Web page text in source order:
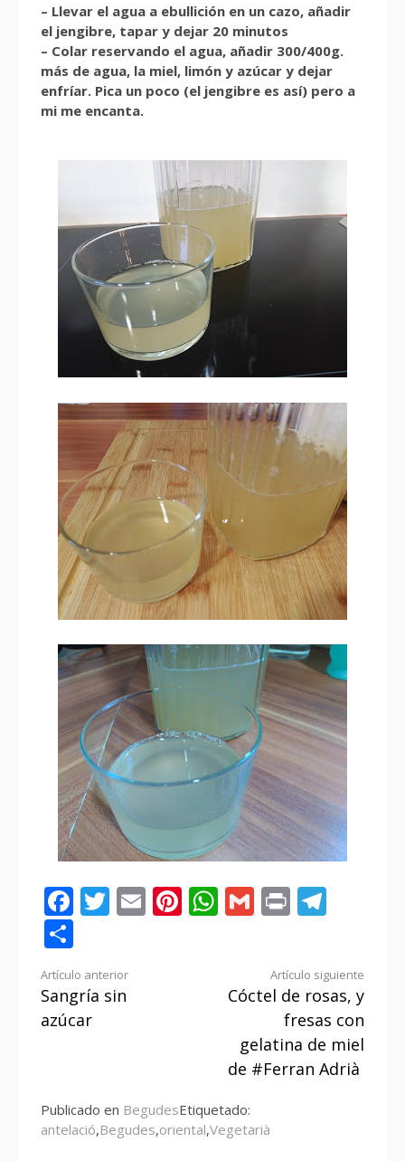
– Llevar el agua a ebullición en un cazo, añadir
el jengibre, tapar y dejar 20 minutos
– Colar reservando el agua, añadir 300/400g.
más de agua, la miel, limón y azúcar y dejar
enfríar. Pica un poco (el jengibre es así) pero a
mi me encanta.
Facebook
Twitter
EmailPinterest
WhatsApp
Gmail
Print
Seguir
leyendo
Artículo anterior
Sangría sin
azúcar
Artículo siguiente
Cóctel de rosas, y
fresas con
gelatina de miel
de #Ferran Adrià
Publicado en BegudesEtiquetado:
antelació,Begudes,oriental,Vegetarià